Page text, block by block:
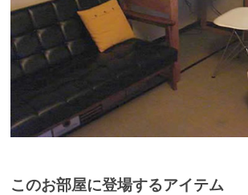
このお部屋に登場するアイテム